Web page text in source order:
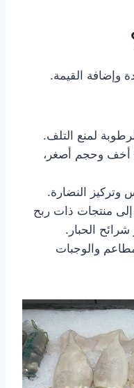
وإضافة القيمة.
لمنع التلف.
أخف وحجم أصغر،
النضارة.
منتجات ذات ربح
الحبار.
والوجبات